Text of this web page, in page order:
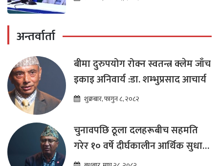
अन्तर्वार्ता
बीमा दुरुपयोग रोक्न स्वतन्त्र क्लेम जाँच
इकाइ अनिवार्य :डा. शम्भुप्रसाद आचार्य
शुक्रबार, फागुन ८, २०८२
चुनावपछि ठूला दलहरूबीच सहमति
गरेर १० वर्षे दीर्घकालीन आर्थिक सुधार
कार्यक्रम ल्याउनुपर्छ : हेमराज ढकाल